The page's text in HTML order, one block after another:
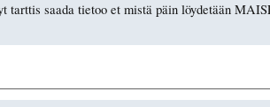
tarttis saada tietoo et mistä päin löydetään